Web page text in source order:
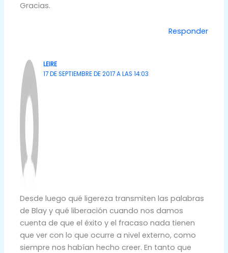
Gracias.
Responder
LEIRE
17 DE SEPTIEMBRE DE 2017 A LAS 14:03
Desde luego qué ligereza transmiten las palabras
de Blay y qué liberación cuando nos damos
cuenta de que el éxito y el fracaso nada tienen
que ver con lo que ocurre a nivel externo, como
siempre nos habían hecho creer. En tanto que